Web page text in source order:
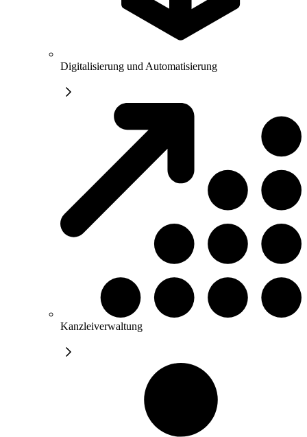
Digitalisierung und Automatisierung
Kanzleiverwaltung